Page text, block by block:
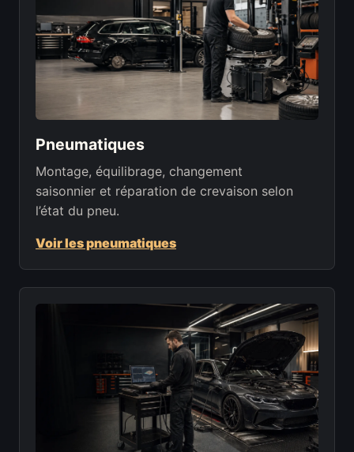
Pneumatiques
Montage, équilibrage, changement
saisonnier et réparation de crevaison selon
l’état du pneu.
Voir les pneumatiques